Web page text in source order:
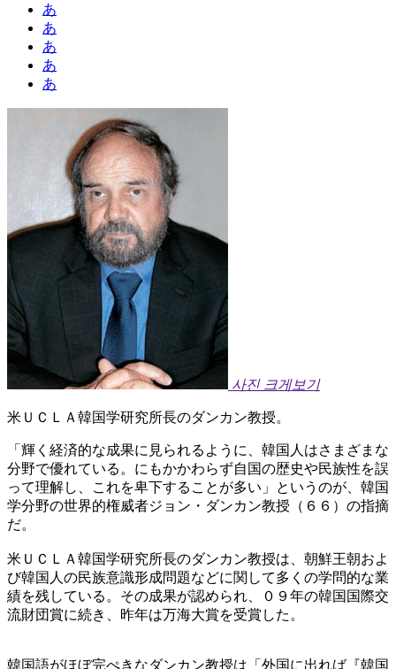
あ
あ
あ
あ
あ
사진 크게보기
米ＵＣＬＡ韓国学研究所長のダンカン教授。
「輝く経済的な成果に見られるように、韓国人はさまざまな
分野で優れている。にもかかわらず自国の歴史や民族性を誤
って理解し、これを卑下することが多い」というのが、韓国
学分野の世界的権威者ジョン・ダンカン教授（６６）の指摘
だ。
米ＵＣＬＡ韓国学研究所長のダンカン教授は、朝鮮王朝およ
び韓国人の民族意識形成問題などに関して多くの学問的な業
績を残している。その成果が認められ、０９年の韓国国際交
流財団賞に続き、昨年は万海大賞を受賞した。
韓国語がほぼ完ぺきなダンカン教授は「外国に出れば『韓国